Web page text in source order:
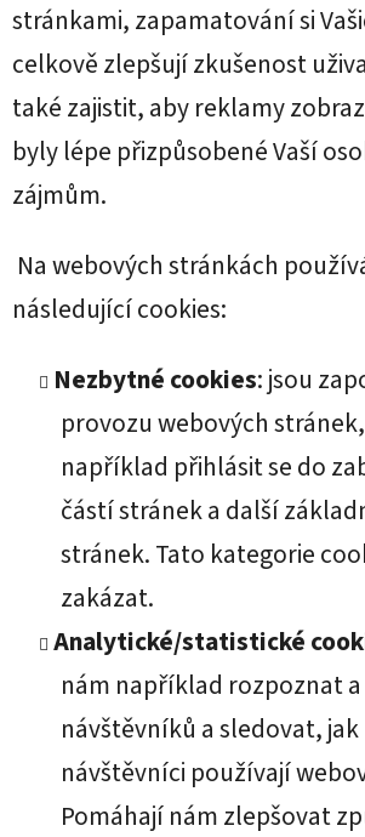
stránkami, zapamatování si
celkově zlepšují zkušenost
také zajistit, aby reklamy
byly lépe přizpůsobené Vaší
zájmům.
Na webových stránkách
následující cookies:
Nezbytné cookies: jsou
provozu webových
například přihlásit se do
částí stránek a další
stránek. Tato kategorie
zakázat.
Analytické/statistické
nám například rozpoznat
návštěvníků a sledovat, jak
návštěvníci používají
Pomáhají nám zlepšovat